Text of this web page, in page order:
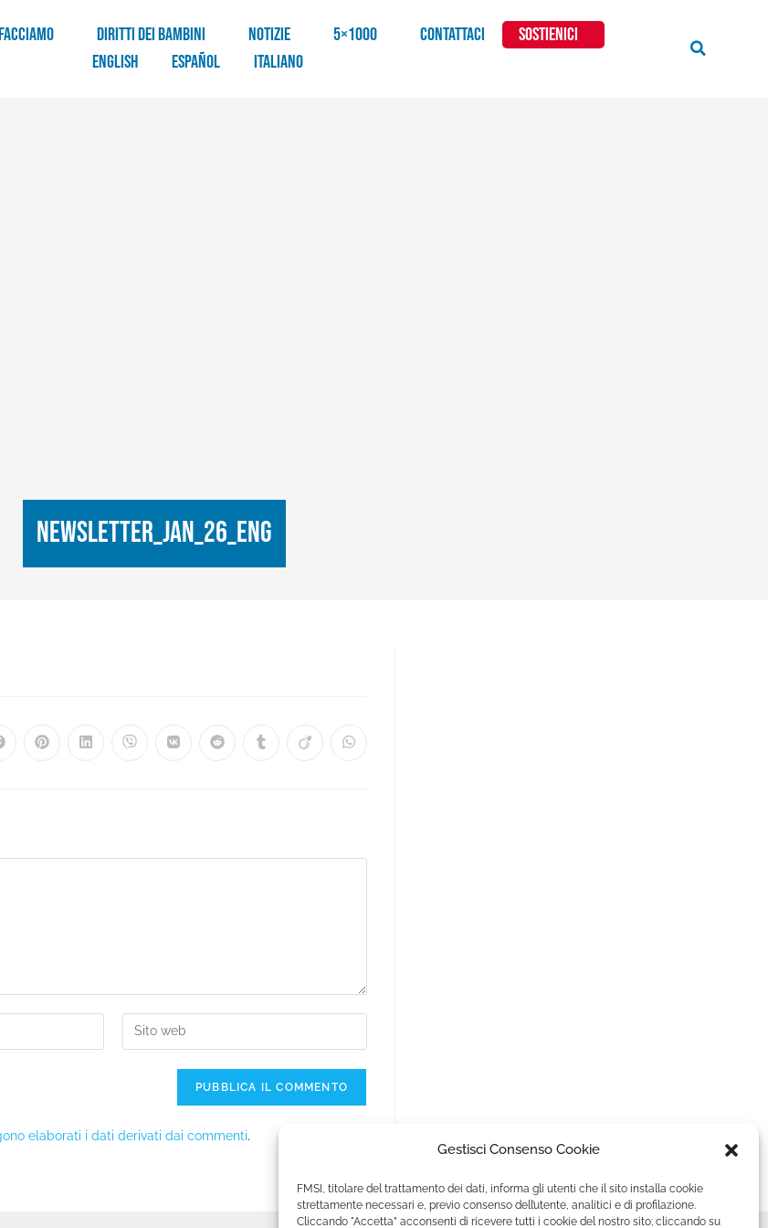
Gestisci Consenso Cookie
FMSI, titolare del trattamento dei dati, informa gli utenti che il sito installa cookie
strettamente necessari e, previo consenso dell’utente, analitici e di profilazione.
Cliccando "Accetta” acconsenti di ricevere tutti i cookie del nostro sito; cliccando su
DIRITTI DEI BAMBINI NOTIZIE 5×1000 CONTATTACI
SOSTIENICI
English
Español Italiano
Newsletter_Jan_26_eng
elaborati i dati derivati dai commenti.